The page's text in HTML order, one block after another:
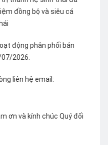
đồng bộ và siêu cá
động phân phối bán
2026.
liên hệ email:
ơn và kính chúc Quý đối